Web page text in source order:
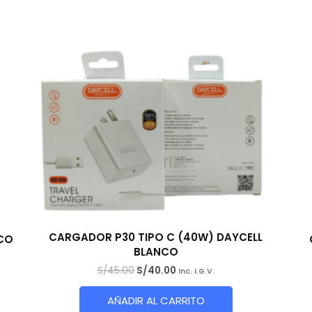
CARGADOR P30 TIPO C (40W) DAYCELL
BLANCO
S/45.00 El
era:
S/40.00El
es:
Inc. I.G.V.
AÑADIR AL CARRITO